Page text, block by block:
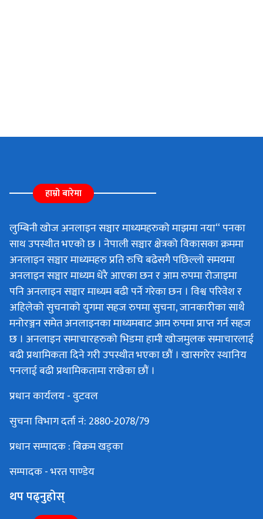
हाम्रो बारेमा
लुम्बिनी खोज अनलाइन सञ्चार माध्यमहरुको माझमा नया“ पनका
साथ उपस्थीत भएको छ । नेपाली सञ्चार क्षेत्रको विकासका क्रममा
अनलाइन सञ्चार माध्यमहरु प्रति रुचि बढेसगै पछिल्लो समयमा
अनलाइन सञ्चार माध्यम धेरै आएका छन र आम रुपमा रोजाइमा
पनि अनलाइन सञ्चार माध्यम बढी पर्ने गरेका छन । विश्व परिवेश र
अहिलेको सुचनाको युगमा सहज रुपमा सुचना, जानकारीका साथै
मनोरञ्जन समेत अनलाइनका माध्यमबाट आम रुपमा प्राप्त गर्न सहज
छ । अनलाइन समाचारहरुको भिडमा हामी खोजमुलक समाचारलाई
बढी प्रथामिकता दिने गरी उपस्थीत भएका छौं । खासगरेर स्थानिय
पनलाई बढी प्रथामिकतामा राखेका छौं ।
प्रधान कार्यलय - वुटवल
सुचना विभाग दर्ता नं: 2880-2078/79
प्रधान सम्पादक : बिक्रम खड्का
सम्पादक - भरत पाण्डेय
थप पढ्नुहोस्